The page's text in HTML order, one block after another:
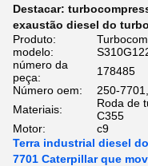
Destacar:
exaustão diesel do
Produto:
modelo:
número da
peça:
178485
Número oem:
250-
Materiais:
Roda de
C355
Motor:
c9
Terra industrial diesel
7701 Caterpillar que